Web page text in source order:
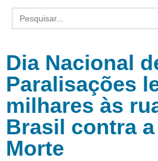
Search
for:
Dia Nacional
Paralisações
milhares às
Brasil contra a
Morte